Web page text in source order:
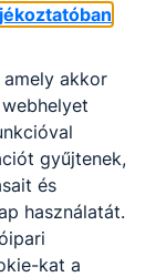
akkor
gyűjtenek,
és
használatát.
kat a